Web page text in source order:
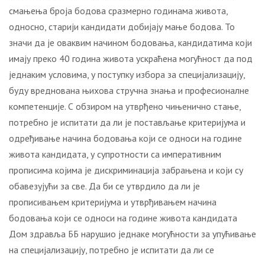
смањења броја бодова сразмерно годинама живота,
односно, старији кандидати добијају мање бодова. То
значи да је оваквим начином бодовања, кандидатима који
имају преко 40 година живота ускраћена могућност да под
једнаким условима, у поступку избора за специјализацију,
буду вреднована њихова стручна знања и професионалне
компетенције. С обзиром на утврђено чињенично стање,
потребно је испитати да ли је постављање критеријума и
одређивање начина бодовања који се односи на године
живота кандидата, у супротности са императивним
прописима којима је дискриминација забрањена и који су
обавезујући за све. Да би се утврдило да ли је
прописивањем критеријума и утврђивањем начина
бодовања који се односи на године живота кандидата
Дом здравља ББ нарушио једнаке могућности за упућивање
на специјализацију, потребно је испитати да ли се